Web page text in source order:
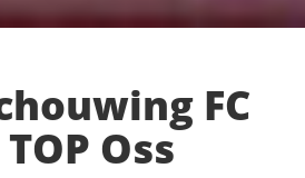
FC
Oss